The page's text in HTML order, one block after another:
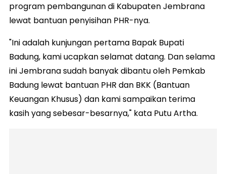
program pembangunan di Kabupaten Jembrana
lewat bantuan penyisihan PHR-nya.
"Ini adalah kunjungan pertama Bapak Bupati
Badung, kami ucapkan selamat datang. Dan selama
ini Jembrana sudah banyak dibantu oleh Pemkab
Badung lewat bantuan PHR dan BKK (Bantuan
Keuangan Khusus) dan kami sampaikan terima
kasih yang sebesar-besarnya," kata Putu Artha.